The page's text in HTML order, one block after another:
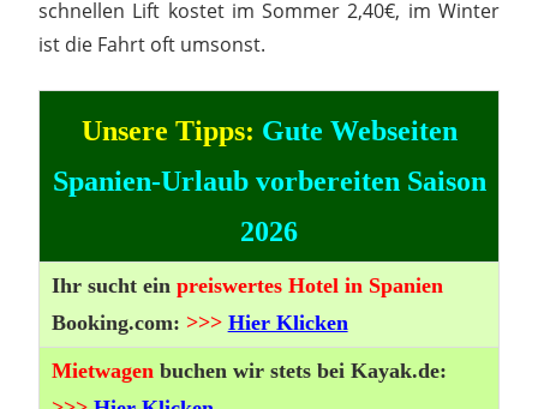
schnellen Lift kostet im Sommer 2,40€, im Winter
ist die Fahrt oft umsonst.
Unsere Tipps: Gute Webseiten
Spanien-Urlaub vorbereiten Saison
2026
Ihr sucht ein preiswertes Hotel in Spanien
Booking.com: >>> Hier Klicken
Mietwagen buchen wir stets bei Kayak.de: